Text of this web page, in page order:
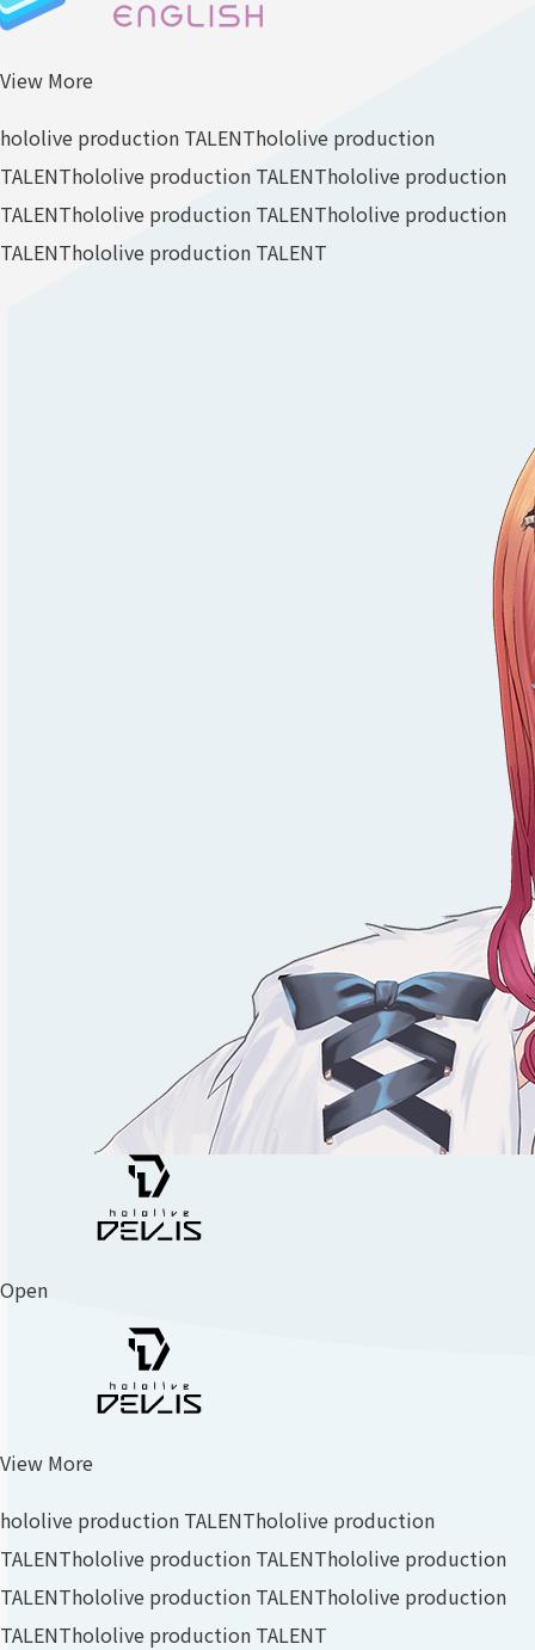
View More
hololive production TALENThololive production
TALENThololive production TALENThololive production
TALENThololive production TALENThololive production
TALENThololive production TALENT
Open
View More
hololive production TALENThololive production
TALENThololive production TALENThololive production
TALENThololive production TALENThololive production
TALENThololive production TALENT